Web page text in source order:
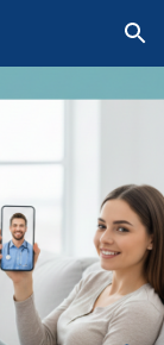
Skip to navigation